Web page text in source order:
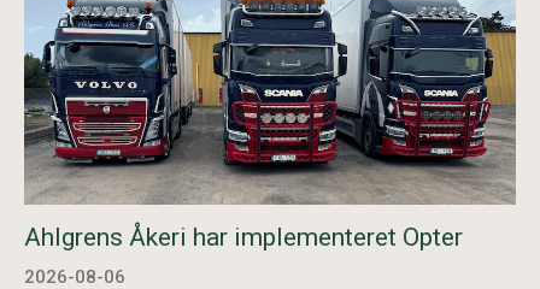
Ahlgrens Åkeri har implementeret Opter
2026-08-06